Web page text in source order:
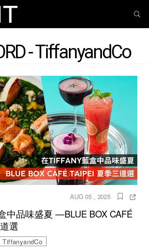
- TiffanyandCo
AUG 05 , 2025
中品味盛夏 —BLUE BOX CAFÉ
選
TiffanyandCo